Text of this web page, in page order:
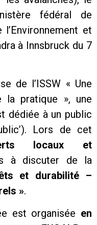
fédéral de
l’Environnement et
à Innsbruck du 7
de l’ISSW « Une
pratique », une
dédiée à un public
Lors de cet
locaux et
à discuter de la
et durabilité –
».
est organisée en